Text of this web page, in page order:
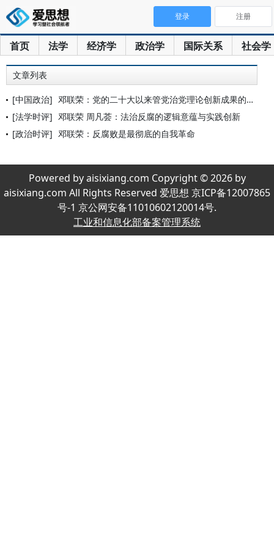
首页 法学 经济学 政治学 国际关系 社会学
登录 注册
文章列表
[中国政治] 邓联荣：党的二十大以来管党治党理论创新成果的重要体现
[法学时评] 邓联荣 周凡荟：法治反腐的逻辑意蕴与实践创新
[政治时评] 邓联荣：反腐败是最彻底的自我革命
Powered by aisixiang.com Copyright © 2026 by
aisixiang.com All Rights Reserved 爱思想 京ICP备12007865
号-1 京公网安备11010602120014号.
工业和信息化部备案管理系统